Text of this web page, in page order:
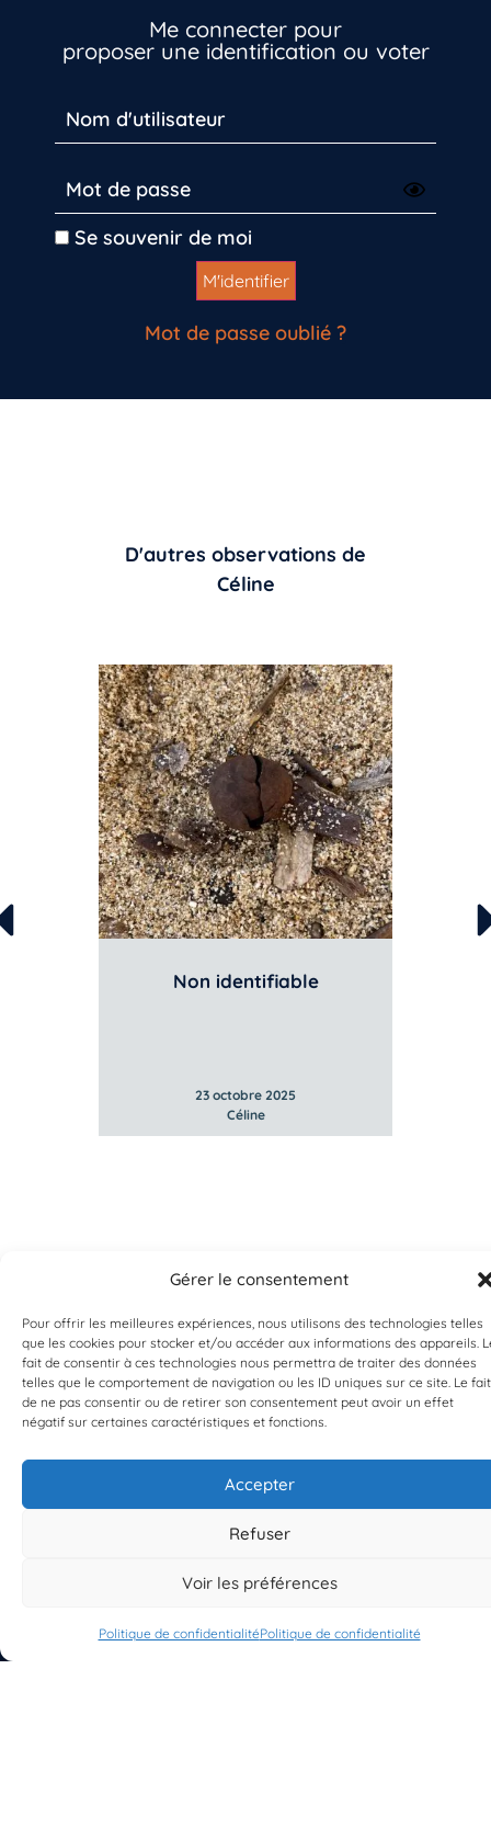
Gérer le consentement
Pour offrir les meilleures expériences, nous utilisons des technologies telles
que les cookies pour stocker et/ou accéder aux informations des appareils.
fait de consentir à ces technologies nous permettra de traiter des données
telles que le comportement de navigation ou les ID uniques sur ce site. Le fait
de ne pas consentir ou de retirer son consentement peut avoir un effet
négatif sur certaines caractéristiques et fonctions.
Accepter
Refuser
Voir les préférences
Politique de confidentialitéPolitique de confidentialité
Me connecter pour
proposer une identification ou voter
Se souvenir de moi
Mot de passe oublié ?
D'autres observations de
Céline
Non identifiable
23 octobre 2025
Céline
EST UN PROGRAMME DE
S'INSCRIRE À LA NEWSLETTER
PLANÈTE MER